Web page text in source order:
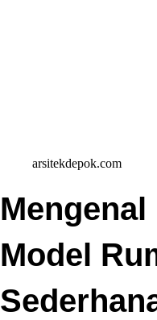
arsitekdepok.com
Model